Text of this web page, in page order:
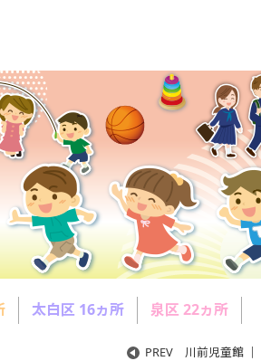
太白区 16ヵ所 泉区 22ヵ所
PREV 川前児童館 ｜